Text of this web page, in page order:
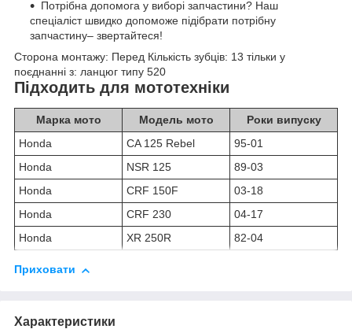
Потрібна допомога у виборі запчастини? Наш
спеціаліст швидко допоможе підібрати потрібну
запчастину– звертайтеся!
Сторона монтажу: Перед Кількість зубців: 13 тільки у
поєднанні з: ланцюг типу 520
Підходить для мототехніки
Марка мото Модель мото
Роки випуску
Honda
CA 125 Rebel
95-01
Honda
NSR 125
89-03
Honda
CRF 150F
03-18
Honda
CRF 230
04-17
Honda
XR 250R 82-04
Приховати
Характеристики